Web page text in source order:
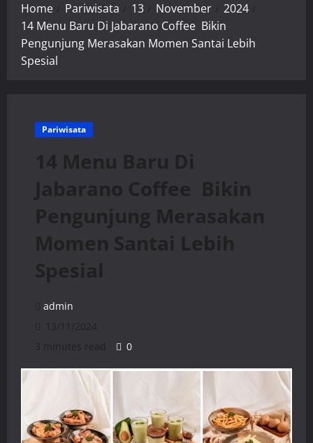
Home Pariwisata 13 November
2024
14 Menu Baru Di Jabarano Coffee Bikin
Pengunjung Merasakan Momen Santai Lebih
Spesial
Pariwisata
14 Menu Baru Di
Jabarano Coffee Bikin
Pengunjung Merasakan
Momen Santai Lebih
Spesial
admin
13/11/2024
3 minutes read
0